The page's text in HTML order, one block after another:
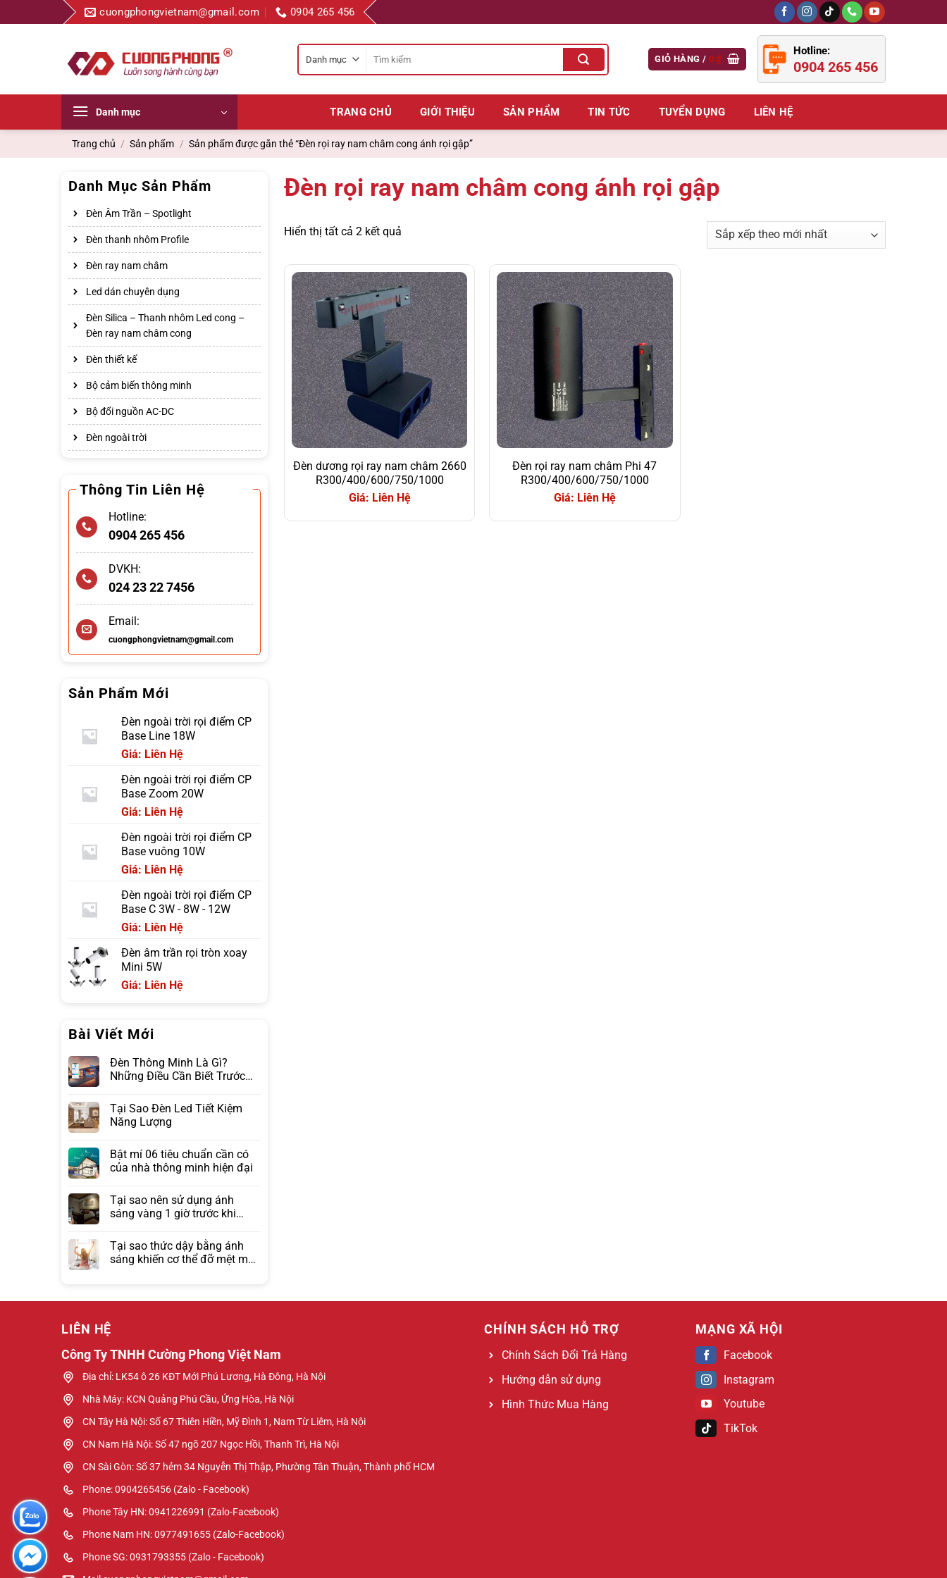
qua
cuongphongvietnam@gmail.com 0904 265 456
kiếm
cho:
GIỎ HÀNG / 0₫
Hotline:
0904 265 456
Danh mục TRANG CHỦ GIỚI THIỆU SẢN PHẨM TIN TỨC TUYỂN DỤNG LIÊN HỆ
Trang chủ / Sản phẩm / Sản phẩm được gắn thẻ “Đèn rọi ray nam châm cong ánh rọi gập”
Danh Mục Sản Phẩm
Đèn Âm Trần – Spotlight
Đèn thanh nhôm Profile
Đèn ray nam châm
Led dán chuyên dụng
Đèn Silica – Thanh nhôm Led cong –
Đèn ray nam châm cong
Đèn thiết kế
Bộ cảm biến thông minh
Bộ đổi nguồn AC-DC
Đèn ngoài trời
Thông Tin Liên Hệ
Hotline:
0904 265 456
DVKH:
024 23 22 7456
Email:
cuongphongvietnam@gmail.com
Sản Phẩm Mới
Đèn ngoài trời rọi điểm CP
Base Line 18W
Giá: Liên Hệ
Đèn ngoài trời rọi điểm CP
Base Zoom 20W
Giá: Liên Hệ
Đèn ngoài trời rọi điểm CP
Base vuông 10W
Giá: Liên Hệ
Đèn ngoài trời rọi điểm CP
Base C 3W - 8W - 12W
Giá: Liên Hệ
Đèn âm trần rọi tròn xoay
Mini 5W
Giá: Liên Hệ
Bài Viết Mới
Đèn Thông Minh Là Gì?
Những Điều Cần Biết Trước
Tại Sao Đèn Led Tiết Kiệm
Năng Lượng
Bật mí 06 tiêu chuẩn cần có
của nhà thông minh hiện đại
Tại sao nên sử dụng ánh
sáng vàng 1 giờ trước khi
Tại sao thức dậy bằng ánh
sáng khiến cơ thể đỡ mệt mỏi
Đèn rọi ray nam châm cong ánh rọi gập
Hiển thị tất cả 2 kết quả
Đèn dương rọi ray nam châm 2660
R300/400/600/750/1000
Giá: Liên Hệ
Đèn rọi ray nam châm Phi 47
R300/400/600/750/1000
Giá: Liên Hệ
LIÊN HỆ
Công Ty TNHH Cường Phong Việt Nam
Địa chỉ: LK54 ô 26 KĐT Mới Phú Lương, Hà Đông, Hà Nội
Nhà Máy: KCN Quảng Phú Cầu, Ứng Hòa, Hà Nội
CN Tây Hà Nội: Số 67 Thiên Hiền, Mỹ Đình 1, Nam Từ Liêm, Hà Nội
CN Nam Hà Nội: Số 47 ngõ 207 Ngọc Hồi, Thanh Trì, Hà Nội
CN Sài Gòn: Số 37 hẻm 34 Nguyễn Thị Thập, Phường Tân Thuận, Thành phố HCM
Phone: 0904265456 (Zalo - Facebook)
Phone Tây HN: 0941226991 (Zalo-Facebook)
Phone Nam HN: 0977491655 (Zalo-Facebook)
Phone SG: 0931793355 (Zalo - Facebook)
CHÍNH SÁCH HỖ TRỢ
Chính Sách Đổi Trả Hàng
Hướng dẫn sử dụng
Hình Thức Mua Hàng
MẠNG XÃ HỘI
Facebook
Instagram
Youtube
TikTok